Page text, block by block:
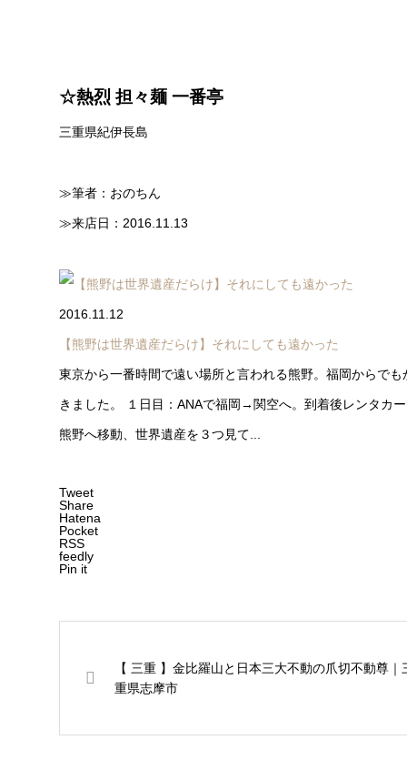
☆熱烈 担々麺 一番亭
三重県紀伊長島
≫筆者：おのちん
≫来店日：2016.11.13
2016.11.12
【熊野は世界遺産だらけ】それにしても遠かった
東京から一番時間で遠い場所と言われる熊野。福岡からで
きました。 １日目：ANAで福岡→関空へ。到着後レンタカ
熊野へ移動、世界遺産を３つ見て...
Tweet
Share
Hatena
Pocket
RSS
feedly
Pin it
【 三重 】金比羅山と日本三大不動の爪切不動尊｜
重県志摩市